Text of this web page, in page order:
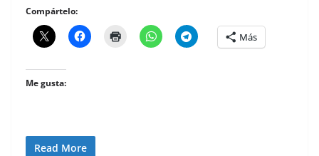
Compártelo:
Más
Me gusta:
Read More